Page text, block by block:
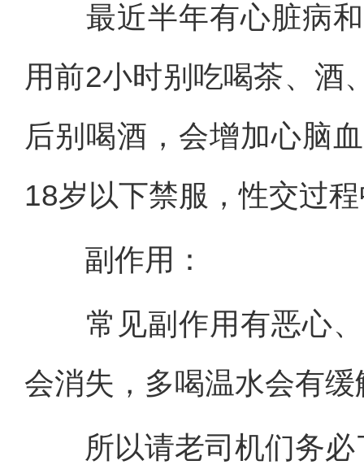
最近半年有心脏病和
用前2小时别吃喝茶、酒
后别喝酒，会增加心脑
18岁以下禁服，性交过
副作用：
常见副作用有恶心、
会消失，多喝温水会有
所以请老司机们务必